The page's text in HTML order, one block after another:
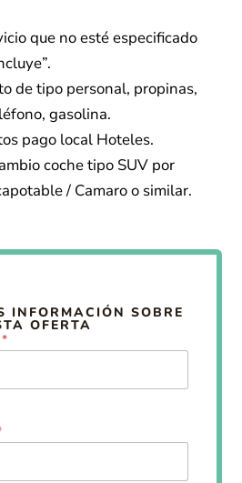
que no esté especificado
de tipo personal, propinas,
gasolina.
pago local Hoteles.
coche tipo SUV por
/ Camaro o similar.
INFORMACIÓN SOBRE
OFERTA
*